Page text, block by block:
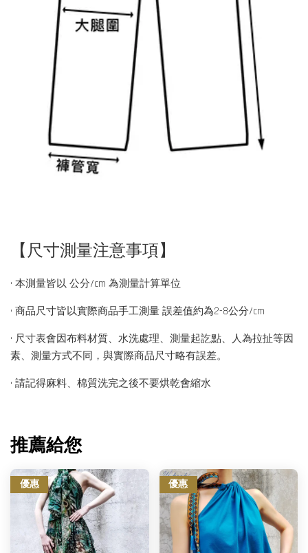
【尺寸測量注意事項】
• 本測量皆以 公分/cm 為測量計算單位
• 商品尺寸皆以實際商品手工測量 誤差值約為2-8公分/cm
• 尺寸表會因布料材質、水洗處理、測量起訖點、人為拉扯等因
素、測量方式不同，與實際商品尺寸略有誤差。
• 請記得麻料、棉質洗完之後不要烘乾會縮水
推薦給您
優惠 優惠